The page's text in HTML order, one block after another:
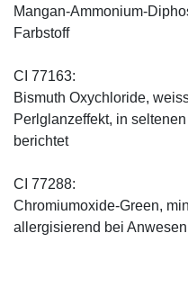
Mangan-Ammonium-
Farbstoff
CI 77163:
Bismuth Oxychloride,
Perlglanzeffekt, in
berichtet
CI 77288:
Chromiumoxide-Green,
allergisierend bei